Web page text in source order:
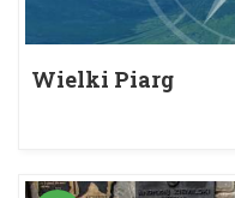
Wielki Piarg